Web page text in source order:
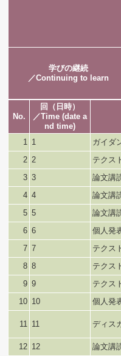
学びの継続
／Continuing to learn
No.
回（日時）
／Time (date a
nd time)
1 1 ガイダ
2 2 テクス
3 3 論文講
4 4 論文講
5 5 論文講
6 6 個人発
7 7 テクス
8 8 テクス
9 9 テクス
10 10 個人発
11 11 ディス
12 12 論文講